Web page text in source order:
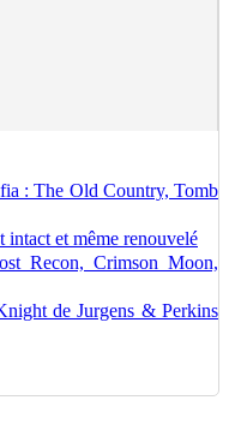
: The Old Country, Tomb
et même renouvelé
Recon, Crimson Moon,
de Jurgens & Perkins